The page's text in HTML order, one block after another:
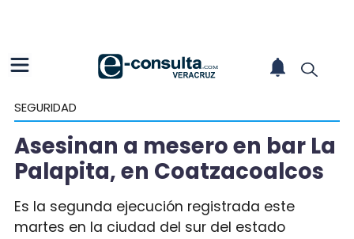
SEGURIDAD
Asesinan a mesero en bar La
Palapita, en Coatzacoalcos
Es la segunda ejecución registrada este
martes en la ciudad del sur del estado